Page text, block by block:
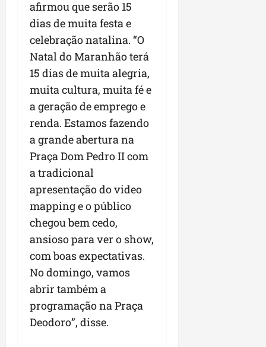
afirmou que serão 15
dias de muita festa e
celebração natalina. “O
Natal do Maranhão terá
15 dias de muita alegria,
muita cultura, muita fé e
a geração de emprego e
renda. Estamos fazendo
a grande abertura na
Praça Dom Pedro II com
a tradicional
apresentação do video
mapping e o público
chegou bem cedo,
ansioso para ver o show,
com boas expectativas.
No domingo, vamos
abrir também a
programação na Praça
Deodoro”, disse.